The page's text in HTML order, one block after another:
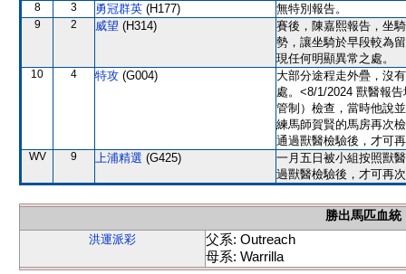
8 3 勇冠群英 (H177) 無特別報告。
9 2 威望 (H314)
賽後，陳嘉熙報告，坐
勢，讓坐騎於早段較為
現任何明顯異常之處。
10 4 特攻 (G004)
大部分途程走外疊，沒
處。<8/1/2024 獸醫報
管制）檢查，當時他說
練馬師賀賢的馬房再次
通過獸醫檢驗後，才可
WV 9 上浦精選 (G425)
一月五日被小組按照獸
過獸醫檢驗後，才可再
勝出馬匹血統
洪運派彩
父系: Outreach
母系: Warrilla